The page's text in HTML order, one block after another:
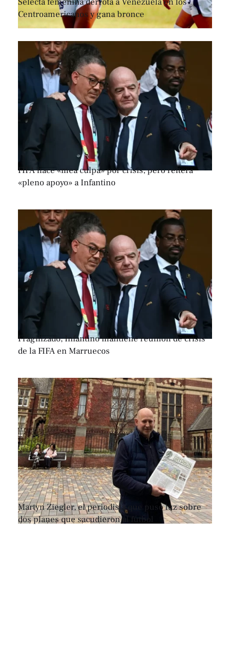
Centroamericanos y gana bronce
FIFA hace «mea culpa» por crisis, pero reitera
«pleno apoyo» a Infantino
Fragilizado, Infantino mantiene reunión de crisis
de la FIFA en Marruecos
Martyn Ziegler, el periodista que puso luz sobre
dos planes que sacudieron al fútbol